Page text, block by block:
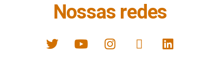
Nossas redes